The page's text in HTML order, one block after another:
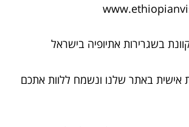
בשגרירות אתיופיה בישראל
אישית באתר שלנו ונשמח ללוות אתכם